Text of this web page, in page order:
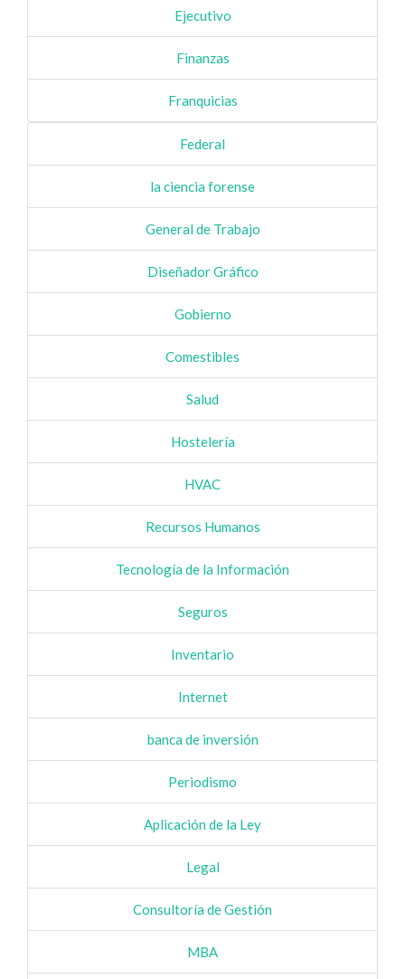
Ejecutivo
Finanzas
Franquicias
Federal
la ciencia forense
General de Trabajo
Diseñador Gráfico
Gobierno
Comestibles
Salud
Hostelería
HVAC
Recursos Humanos
Tecnología de la Información
Seguros
Inventario
Internet
banca de inversión
Periodismo
Aplicación de la Ley
Legal
Consultoría de Gestión
MBA